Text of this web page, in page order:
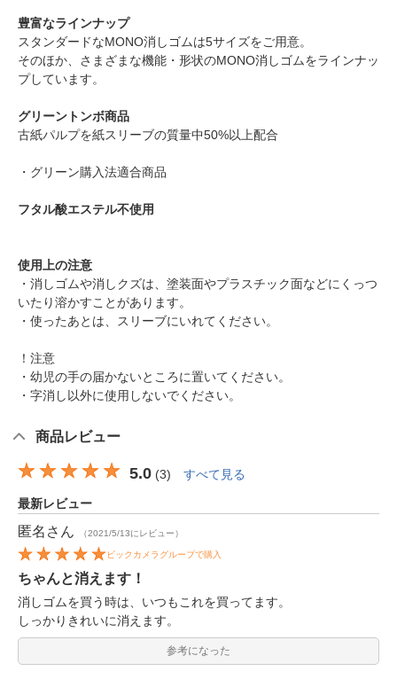
豊富なラインナップ
スタンダードなMONO消しゴムは5サイズをご用意。
そのほか、さまざまな機能・形状のMONO消しゴムをラインナッ
プしています。
グリーントンボ商品
古紙パルプを紙スリーブの質量中50%以上配合
・グリーン購入法適合商品
フタル酸エステル不使用
使用上の注意
・消しゴムや消しクズは、塗装面やプラスチック面などにくっつ
いたり溶かすことがあります。
・使ったあとは、スリーブにいれてください。
！注意
・幼児の手の届かないところに置いてください。
・字消し以外に使用しないでください。
商品レビュー
5.0 (3) すべて見る
最新レビュー
匿名 さん （2021/5/13にレビュー）
ビックカメラグループで購入
ちゃんと消えます！
消しゴムを買う時は、いつもこれを買ってます。
しっかりきれいに消えます。
参考になった